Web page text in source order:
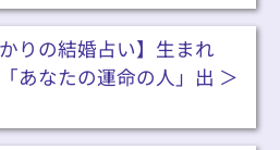
かりの結婚占い】生まれ
あなたの運命の人」出